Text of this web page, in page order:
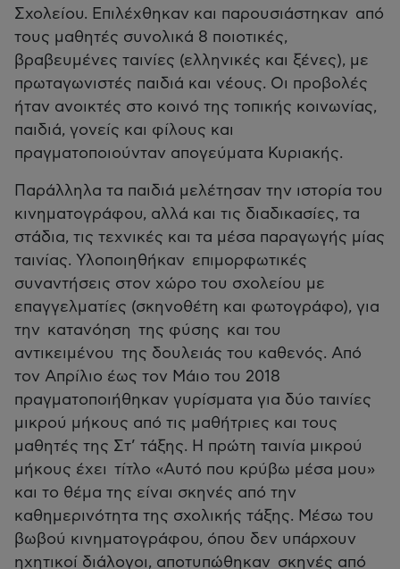
Σχολείου. Επιλέχθηκαν και παρουσιάστηκαν από
τους μαθητές συνολικά 8 ποιοτικές,
βραβευμένες ταινίες (ελληνικές και ξένες), με
πρωταγωνιστές παιδιά και νέους. Οι προβολές
ήταν ανοικτές στο κοινό της τοπικής κοινωνίας,
παιδιά, γονείς και φίλους και
πραγματοποιούνταν απογεύματα Κυριακής.
Παράλληλα τα παιδιά μελέτησαν την ιστορία του
κινηματογράφου, αλλά και τις διαδικασίες, τα
στάδια, τις τεχνικές και τα μέσα παραγωγής μίας
ταινίας. Υλοποιηθήκαν επιμορφωτικές
συναντήσεις στον χώρο του σχολείου με
επαγγελματίες (σκηνοθέτη και φωτογράφο), για
την κατανόηση της φύσης και του
αντικειμένου της δουλειάς του καθενός. Από
τον Απρίλιο έως τον Μάιο του 2018
πραγματοποιήθηκαν γυρίσματα για δύο ταινίες
μικρού μήκους από τις μαθήτριες και τους
μαθητές της Στ’ τάξης. Η πρώτη ταινία μικρού
μήκους έχει τίτλο «Αυτό που κρύβω μέσα μου»
και το θέμα της είναι σκηνές από την
καθημερινότητα της σχολικής τάξης. Μέσω του
βωβού κινηματογράφου, όπου δεν υπάρχουν
ηχητικοί διάλογοι, αποτυπώθηκαν σκηνές από